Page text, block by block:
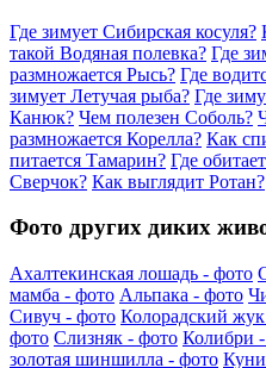
Где зимует Сибирская косуля?
такой Водяная полевка? Где
размножается Рысь? Где
зимует Летучая рыба? Где
Канюк? Чем полезен Соболь?
размножается Корелла? Как
питается Тамарин? Где
Сверчок? Как выглядит Ротан?
Фото других диких
Ахалтекинская лошадь - фото
мамба - фото Альпака - фото
Сивуч - фото Колорадский
фото Слизняк - фото Колибри
золотая шиншилла - фото